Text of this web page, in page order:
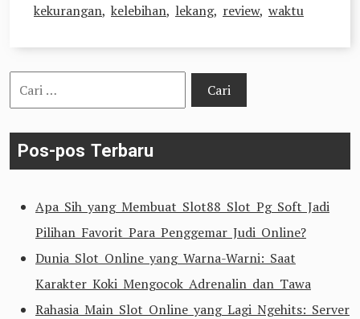
kekurangan, kelebihan, lekang, review, waktu
Cari
untuk:
Pos-pos Terbaru
Apa Sih yang Membuat Slot88 Slot Pg Soft Jadi
Pilihan Favorit Para Penggemar Judi Online?
Dunia Slot Online yang Warna-Warni: Saat
Karakter Koki Mengocok Adrenalin dan Tawa
Rahasia Main Slot Online yang Lagi Ngehits: Server